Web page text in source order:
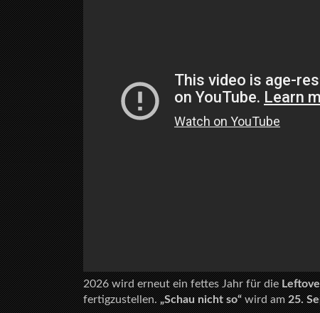
2026 wird erneut ein fettes Jahr für die
fertigzustellen.„Schau nicht so“wird am25.